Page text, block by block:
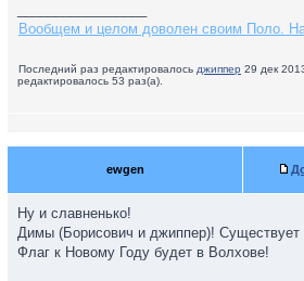
Вообщем и целом доволен своим Поло.
Последний раз редактировалось джиппер 29 дек
редактировалось 53 раз(а).
ewgen
Ну и славненько!
Димы (Борисович и джиппер)! Существует
Флаг к Новому Году будет в Волхове!